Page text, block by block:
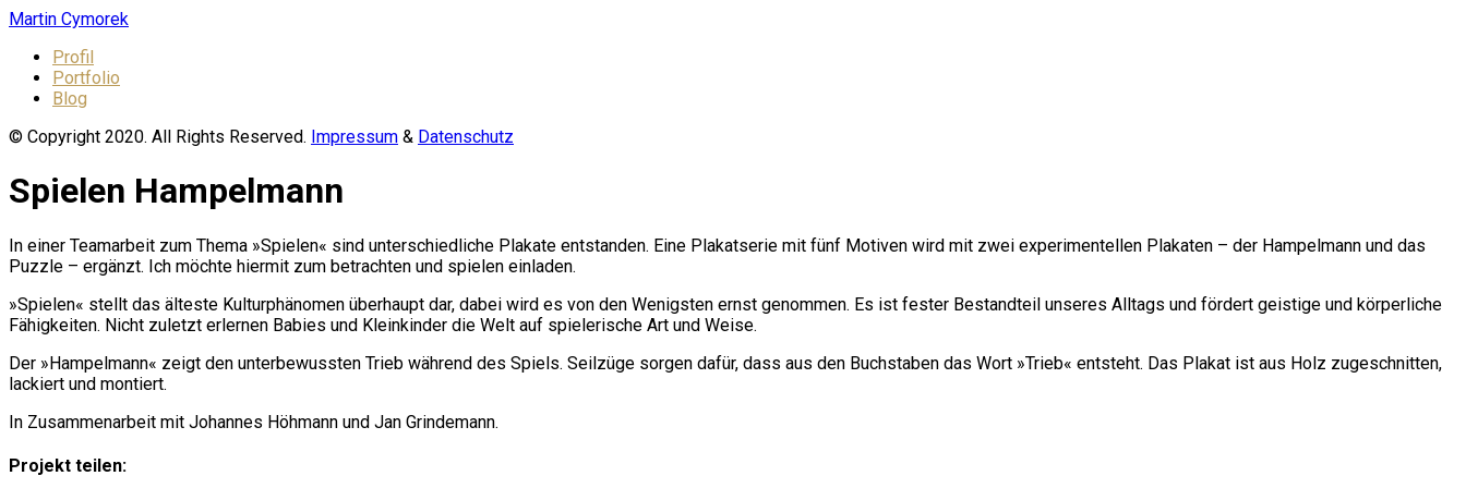
Martin Cymorek
Profil
Portfolio
Blog
© Copyright 2020. All Rights Reserved. Impressum & Datenschutz
Spielen Hampelmann
In einer Teamarbeit zum Thema »Spielen« sind unterschiedliche Plakate entstanden. Eine Plakatserie mit fünf Motiven wird mit zwei experimentellen Plakaten – der Hampelmann und das
Puzzle – ergänzt. Ich möchte hiermit zum betrachten und spielen einladen.
»Spielen« stellt das älteste Kulturphänomen überhaupt dar, dabei wird es von den Wenigsten ernst genommen. Es ist fester Bestandteil unseres Alltags und fördert geistige und körperliche
Fähigkeiten. Nicht zuletzt erlernen Babies und Kleinkinder die Welt auf spielerische Art und Weise.
Der »Hampelmann« zeigt den unterbewussten Trieb während des Spiels. Seilzüge sorgen dafür, dass aus den Buchstaben das Wort »Trieb« entsteht. Das Plakat ist aus Holz zugeschnitten,
lackiert und montiert.
In Zusammenarbeit mit Johannes Höhmann und Jan Grindemann.
Projekt teilen: